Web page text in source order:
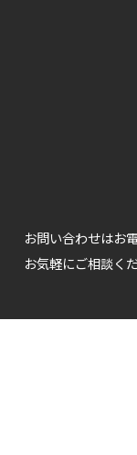
お問い合わせはお
お気軽にご相談くだ